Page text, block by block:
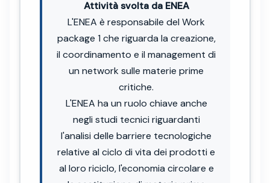
Attività svolta da ENEA
L'ENEA è responsabile del Work
package 1 che riguarda la creazione,
il coordinamento e il management di
un network sulle materie prime
critiche.
L'ENEA ha un ruolo chiave anche
negli studi tecnici riguardanti
l'analisi delle barriere tecnologiche
relative al ciclo di vita dei prodotti e
al loro riciclo, l'economia circolare e